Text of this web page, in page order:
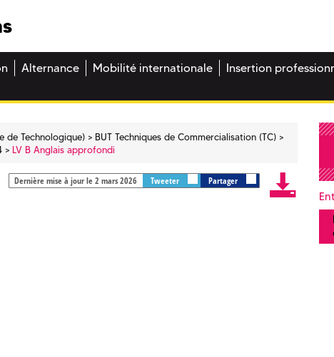
Alternance Mobilité internationale
Insertion
de Technologique)
BUT Techniques de Commercialisation (TC)
LV B Anglais approfondi
Dernière mise à jour le 2 mars 2026 Tweeter Partager